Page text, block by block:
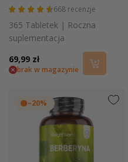
668 recenzje
365 Tabletek | Roczna
suplementacja
Cena
regularna
69,99 zł
brak w magazynie
–20%